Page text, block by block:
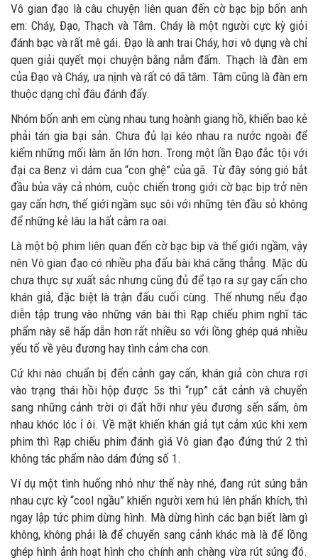
Vô gian đạo là câu chuyện liên quan đến cờ bạc bịp bốn anh
em: Cháy, Đạo, Thạch và Tâm. Cháy là một người cực kỳ giỏi
đánh bạc và rất mê gái. Đạo là anh trai Cháy, hơi vô dụng và chỉ
quen giải quyết mọi chuyện bằng nắm đấm. Thạch là đàn em
của Đạo và Cháy, ưa nịnh và rất có dã tâm. Tâm cũng là đàn em
thuộc dạng chỉ đâu đánh đấy.
Nhóm bốn anh em cùng nhau tung hoành giang hồ, khiến bao kẻ
phải tán gia bại sản. Chưa đủ lại kéo nhau ra nước ngoài để
kiếm những mối làm ăn lớn hơn. Trong một lần Đạo đắc tội với
đại ca Benz vì dám cua “con ghệ” của gã. Từ đây sóng gió bắt
đầu bủa vây cả nhóm, cuộc chiến trong giới cờ bạc bịp trở nên
gay cấn hơn, thế giới ngầm sục sôi với những tên đầu sỏ không
để những kẻ lâu la hất cằm ra oai.
Là một bộ phim liên quan đến cờ bạc bịp và thế giới ngầm, vậy
nên Vô gian đạo có nhiều pha đấu bài khá căng thẳng. Mặc dù
chưa thực sự xuất sắc nhưng cũng đủ để tạo ra sự gay cấn cho
khán giả, đặc biệt là trận đấu cuối cùng. Thế nhưng nếu đạo
diễn tập trung vào những ván bài thì Rạp chiếu phim nghĩ tác
phẩm này sẽ hấp dẫn hơn rất nhiều so với lồng ghép quá nhiều
yếu tố về yêu đương hay tình cảm cha con.
Cứ khi nào chuẩn bị đến cảnh gay cấn, khán giả còn chưa rơi
vào trạng thái hồi hộp được 5s thì “rụp” cắt cảnh và chuyển
sang những cảnh trời ơi đất hỡi như yêu đương sến sẩm, ôm
nhau khóc lóc ỉ ôi. Về mặt khiến khán giả tụt cảm xúc khi xem
phim thì Rạp chiếu phim đánh giá Vô gian đạo đứng thứ 2 thì
không tác phẩm nào dám đứng số 1.
Ví dụ một tình huống nhỏ như thế này nhé, đang rút súng bắn
nhau cực kỳ “cool ngầu” khiến người xem hú lên phấn khích, thì
ngay lập tức phim dừng hình. Mà dừng hình các bạn biết làm gì
không, không phải là để chuyển sang cảnh khác mà là để lồng
ghép hình ảnh hoạt hình cho chính anh chàng vừa rút súng đó.